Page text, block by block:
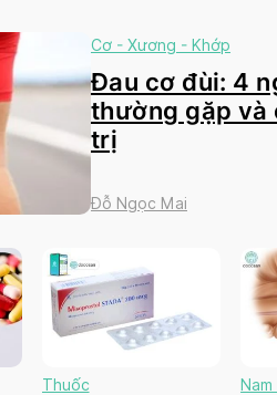
Cơ - Xương - Khớp
Đau cơ đùi: 4
thường gặp và
trị
Đỗ Ngọc Mai
Thuốc